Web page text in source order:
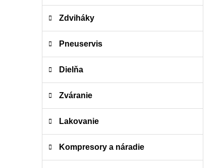
a
n Zdviháky
Pneuservis
Dielňa
Zváranie
Lakovanie
Kompresory a náradie